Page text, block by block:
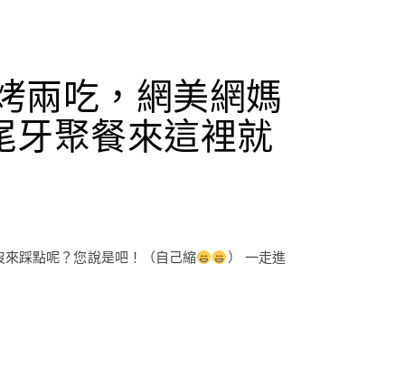
兩吃，網美網媽
牙聚餐來這裡就
踩點呢？您說是吧！（自己縮
） 一走進